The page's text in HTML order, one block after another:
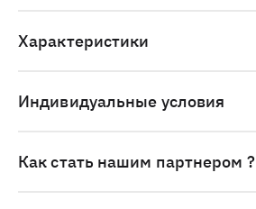
Характеристики
Индивидуальные условия
Как стать нашим партнером ?